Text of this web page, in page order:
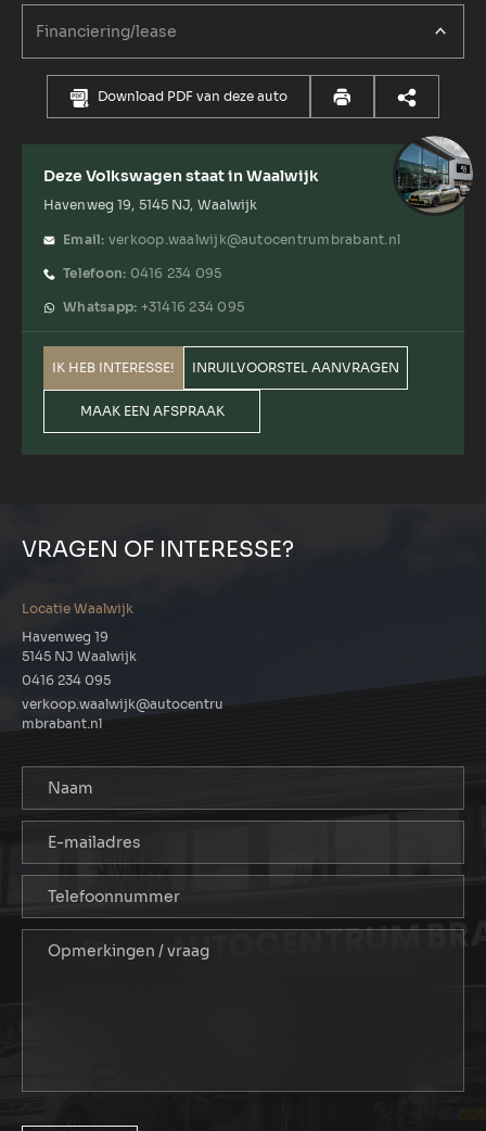
Financiering/lease
Download PDF van deze auto
Deze Volkswagen staat in Waalwijk
Havenweg 19, 5145 NJ, Waalwijk
Email: verkoop.waalwijk@autocentrumbrabant.nl
Telefoon: 0416 234 095
Whatsapp: +31416 234 095
IK HEB INTERESSE! INRUILVOORSTEL AANVRAGEN
MAAK EEN AFSPRAAK
VRAGEN OF INTERESSE?
Locatie Waalwijk
Havenweg 19
5145 NJ Waalwijk
0416 234 095
verkoop.waalwijk@autocentru
mbrabant.nl